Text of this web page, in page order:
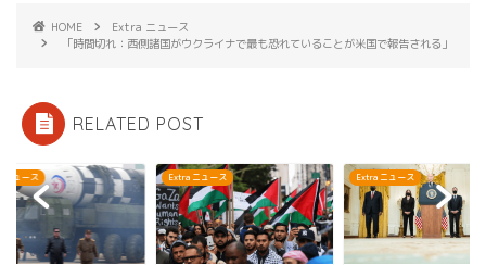
HOME
Extra ニュース
「時間切れ：西側諸国がウクライナで最も恐れていることが米国で報告される」
RELATED POST
ニュース Extra ニュース Extra ニュース